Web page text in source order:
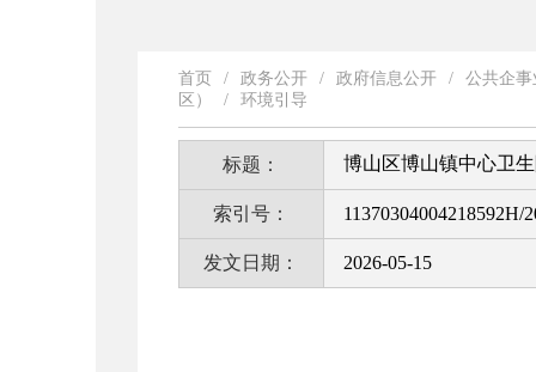
首页 / 政务公开 / 政府信息公开 /
公共企
区）
/ 环境引导
标题： 博山区博山镇中心卫
索引号： 11370304004218592H/
发文日期： 2026-05-15